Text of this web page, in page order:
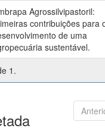
Agrossilvipastoril:
contribuições para
de uma
sustentável.
1.